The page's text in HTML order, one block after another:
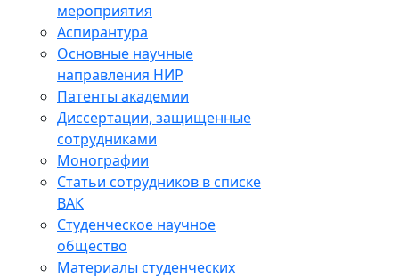
мероприятия
Аспирантура
Основные научные
направления НИР
Патенты академии
Диссертации, защищенные
сотрудниками
Монографии
Статьи сотрудников в списке
ВАК
Студенческое научное
общество
Материалы студенческих